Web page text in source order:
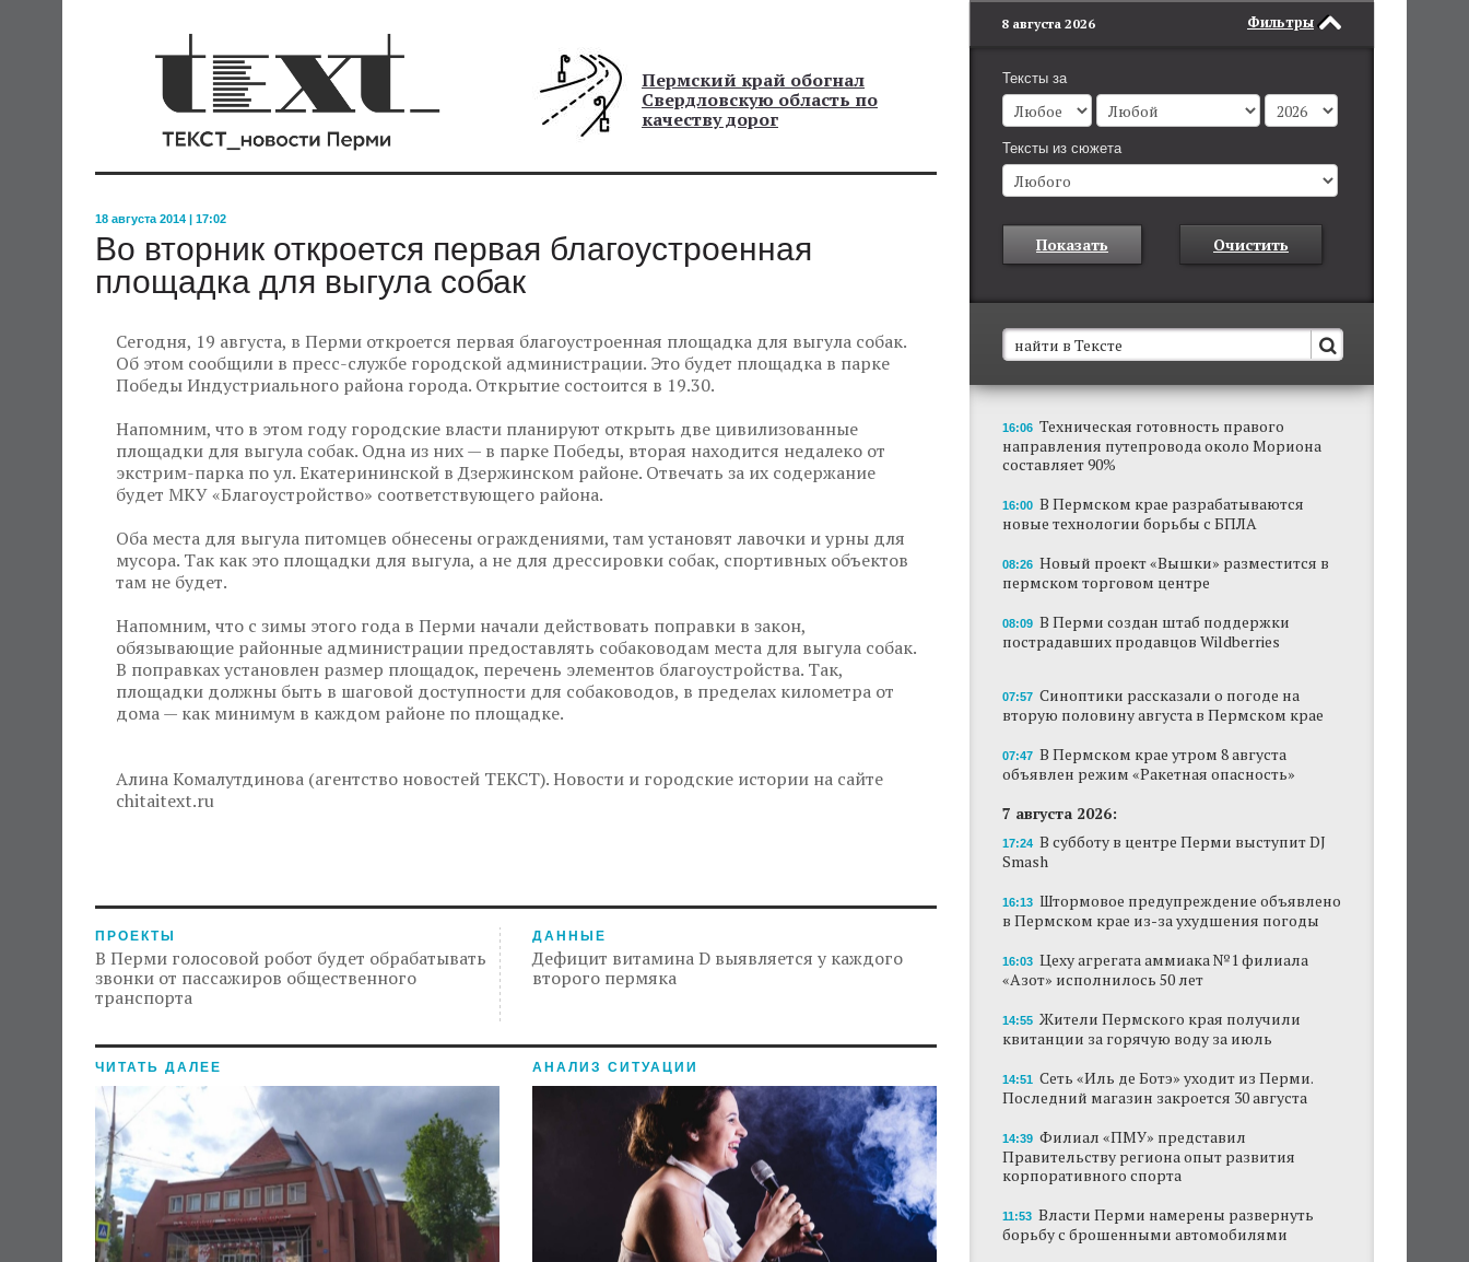
Пермский край обогнал
Свердловскую область по
качеству дорог
18 августа 2014 | 17:02
Во вторник откроется первая благоустроенная
площадка для выгула собак
Сегодня, 19 августа, в Перми откроется первая благоустроенная площадка для выгула собак.
Об этом сообщили в пресс-службе городской администрации. Это будет площадка в парке
Победы Индустриального района города. Открытие состоится в 19.30.
Напомним, что в этом году городские власти планируют открыть две цивилизованные
площадки для выгула собак. Одна из них — в парке Победы, вторая находится недалеко от
экстрим-парка по ул. Екатерининской в Дзержинском районе. Отвечать за их содержание
будет МКУ «Благоустройство» соответствующего района.
Оба места для выгула питомцев обнесены ограждениями, там установят лавочки и урны для
мусора. Так как это площадки для выгула, а не для дрессировки собак, спортивных объектов
там не будет.
Напомним, что с зимы этого года в Перми начали действовать поправки в закон,
обязывающие районные администрации предоставлять собаководам места для выгула собак.
В поправках установлен размер площадок, перечень элементов благоустройства. Так,
площадки должны быть в шаговой доступности для собаководов, в пределах километра от
дома — как минимум в каждом районе по площадке.
Алина Комалутдинова (агентство новостей ТЕКСТ). Новости и городские истории на сайте
chitaitext.ru
ПРОЕКТЫ
В Перми голосовой робот будет обрабатывать
звонки от пассажиров общественного
транспорта
ДАННЫЕ
Дефицит витамина D выявляется у каждого
второго пермяка
ЧИТАТЬ ДАЛЕЕ АНАЛИЗ СИТУАЦИИ
Фильтры
8 августа 2026
Тексты за
Тексты из сюжета
Показать Очистить
В Пермском крае установят новые станции
обнаружения беспилотников
Они используются для обнаружения и
отслеживания БПЛА в воздухе.
Новый проект «Вышки» разместится в
пермском торговом центре
В Перми создан штаб поддержки
В субботу в центре Перми выступит DJ Smash
Сеть «Иль де Ботэ» уходит из Перми
с брошенными автомобилями
на 30%
Власти вернулись к проекту большого
16:06 Техническая готовность правого
направления путепровода около Мориона
составляет 90%
16:00 В Пермском крае разрабатываются
новые технологии борьбы с БПЛА
08:26 Новый проект «Вышки» разместится в
пермском торговом центре
08:09 В Перми создан штаб поддержки
пострадавших продавцов Wildberries
07:57 Синоптики рассказали о погоде на
вторую половину августа в Пермском крае
07:47 В Пермском крае утром 8 августа
объявлен режим «Ракетная опасность»
7 августа 2026:
17:24 В субботу в центре Перми выступит DJ
Smash
16:13 Штормовое предупреждение объявлено
в Пермском крае из-за ухудшения погоды
16:03 Цеху агрегата аммиака №1 филиала
«Азот» исполнилось 50 лет
14:55 Жители Пермского края получили
квитанции за горячую воду за июль
14:51 Сеть «Иль де Ботэ» уходит из Перми.
Последний магазин закроется 30 августа
14:39 Филиал «ПМУ» представил
Правительству региона опыт развития
корпоративного спорта
11:53 Власти Перми намерены развернуть
борьбу с брошенными автомобилями